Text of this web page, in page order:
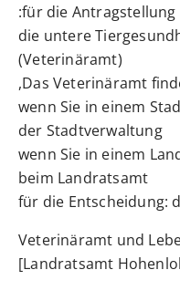
für die Antragstellung:
die untere
(Veterinäramt)
Das Veterinäramt
wenn Sie in einem
der Stadtverwaltung
wenn Sie in einem
beim Landratsamt
für die Entscheidung:
Veterinäramt und
[Landratsamt